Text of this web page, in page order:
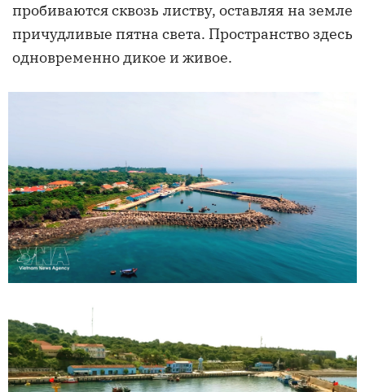
пробиваются сквозь листву, оставляя на земле
причудливые пятна света. Пространство здесь
одновременно дикое и живое.